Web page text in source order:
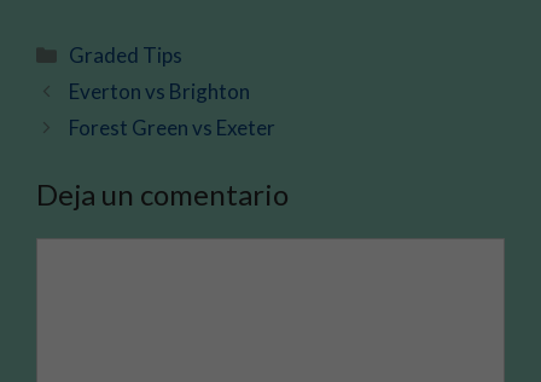
Categorías
Graded Tips
Everton vs Brighton
Forest Green vs Exeter
Deja un comentario